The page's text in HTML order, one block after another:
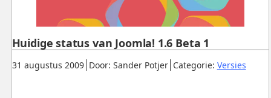
Gepubliceerd:
31 augustus 2009. Door: Sander Potjer. Categorie: Versies.
Huidige status van Joomla! 1.6 Beta 1